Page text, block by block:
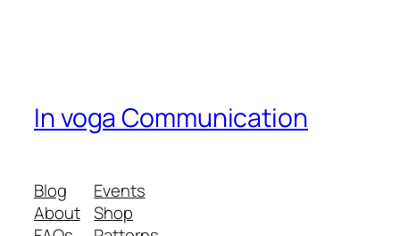
In voga Communication
Blog
About
Events
Shop